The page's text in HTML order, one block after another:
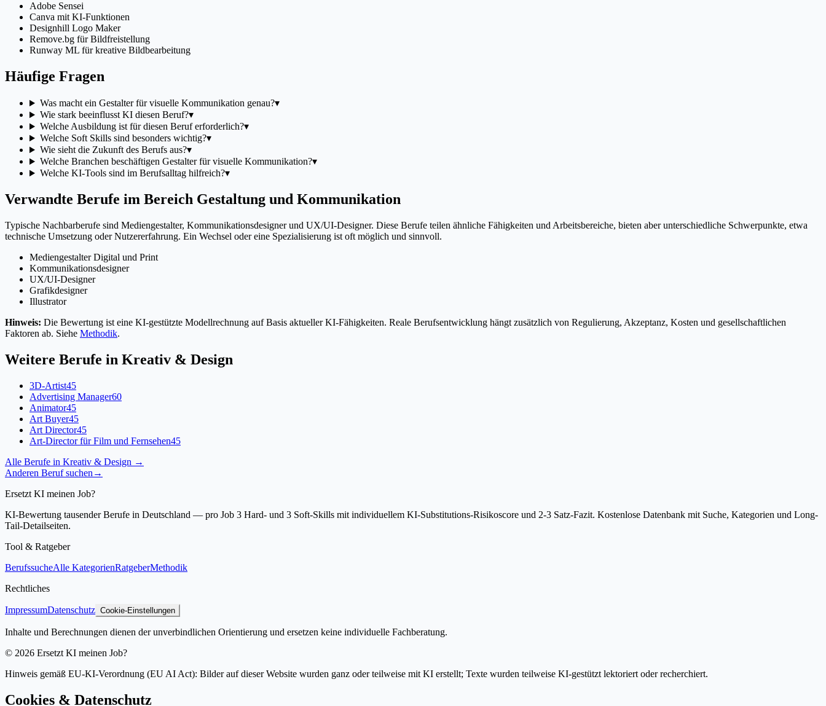
Adobe Sensei
Canva mit KI-Funktionen
Designhill Logo Maker
Remove.bg für Bildfreistellung
Runway ML für kreative Bildbearbeitung
Häufige Fragen
Was macht ein Gestalter für visuelle Kommunikation genau?▾
Wie stark beeinflusst KI diesen Beruf?▾
Welche Ausbildung ist für diesen Beruf erforderlich?▾
Welche Soft Skills sind besonders wichtig?▾
Wie sieht die Zukunft des Berufs aus?▾
Welche Branchen beschäftigen Gestalter für visuelle Kommunikation?▾
Welche KI-Tools sind im Berufsalltag hilfreich?▾
Verwandte Berufe im Bereich Gestaltung und Kommunikation
Typische Nachbarberufe sind Mediengestalter, Kommunikationsdesigner und UX/UI-Designer. Diese Berufe teilen ähnliche Fähigkeiten und Arbeitsbereiche, bieten aber unterschiedliche Schwerpunkte, etwa
technische Umsetzung oder Nutzererfahrung. Ein Wechsel oder eine Spezialisierung ist oft möglich und sinnvoll.
Mediengestalter Digital und Print
Kommunikationsdesigner
UX/UI-Designer
Grafikdesigner
Illustrator
Hinweis: Die Bewertung ist eine KI-gestützte Modellrechnung auf Basis aktueller KI-Fähigkeiten. Reale Berufsentwicklung hängt zusätzlich von Regulierung, Akzeptanz, Kosten und gesellschaftlichen
Faktoren ab. Siehe Methodik.
Weitere Berufe in Kreativ & Design
3D-Artist45
Advertising Manager60
Animator45
Art Buyer45
Art Director45
Art-Director für Film und Fernsehen45
Alle Berufe in Kreativ & Design →
Anderen Beruf suchen →
Ersetzt KI meinen Job?
KI-Bewertung tausender Berufe in Deutschland — pro Job 3 Hard- und 3 Soft-Skills mit individuellem KI-Substitutions-Risikoscore und 2-3 Satz-Fazit. Kostenlose Datenbank mit Suche, Kategorien und Long-
Tail-Detailseiten.
Tool & Ratgeber
BerufssucheAlle KategorienRatgeberMethodik
Rechtliches
ImpressumDatenschutz Cookie-Einstellungen
Inhalte und Berechnungen dienen der unverbindlichen Orientierung und ersetzen keine individuelle Fachberatung.
© 2026 Ersetzt KI meinen Job?
Hinweis gemäß EU-KI-Verordnung (EU AI Act): Bilder auf dieser Website wurden ganz oder teilweise mit KI erstellt; Texte wurden teilweise KI-gestützt lektoriert oder recherchiert.
Cookies & Datenschutz